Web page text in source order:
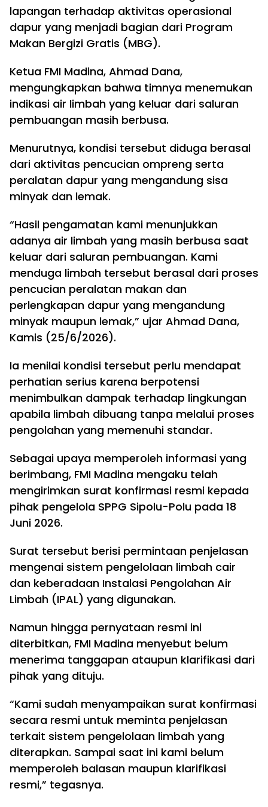
lapangan terhadap aktivitas operasional
dapur yang menjadi bagian dari Program
Makan Bergizi Gratis (MBG).
Ketua FMI Madina, Ahmad Dana,
mengungkapkan bahwa timnya menemukan
indikasi air limbah yang keluar dari saluran
pembuangan masih berbusa.
Menurutnya, kondisi tersebut diduga berasal
dari aktivitas pencucian ompreng serta
peralatan dapur yang mengandung sisa
minyak dan lemak.
“Hasil pengamatan kami menunjukkan
adanya air limbah yang masih berbusa saat
keluar dari saluran pembuangan. Kami
menduga limbah tersebut berasal dari proses
pencucian peralatan makan dan
perlengkapan dapur yang mengandung
minyak maupun lemak,” ujar Ahmad Dana,
Kamis (25/6/2026).
Ia menilai kondisi tersebut perlu mendapat
perhatian serius karena berpotensi
menimbulkan dampak terhadap lingkungan
apabila limbah dibuang tanpa melalui proses
pengolahan yang memenuhi standar.
Sebagai upaya memperoleh informasi yang
berimbang, FMI Madina mengaku telah
mengirimkan surat konfirmasi resmi kepada
pihak pengelola SPPG Sipolu-Polu pada 18
Juni 2026.
Surat tersebut berisi permintaan penjelasan
mengenai sistem pengelolaan limbah cair
dan keberadaan Instalasi Pengolahan Air
Limbah (IPAL) yang digunakan.
Namun hingga pernyataan resmi ini
diterbitkan, FMI Madina menyebut belum
menerima tanggapan ataupun klarifikasi dari
pihak yang dituju.
“Kami sudah menyampaikan surat konfirmasi
secara resmi untuk meminta penjelasan
terkait sistem pengelolaan limbah yang
diterapkan. Sampai saat ini kami belum
memperoleh balasan maupun klarifikasi
resmi,” tegasnya.